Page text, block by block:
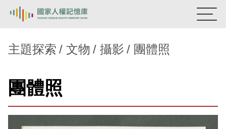
新生訓導處
主題探索
主題探索 文物 攝影 團體照
團體照